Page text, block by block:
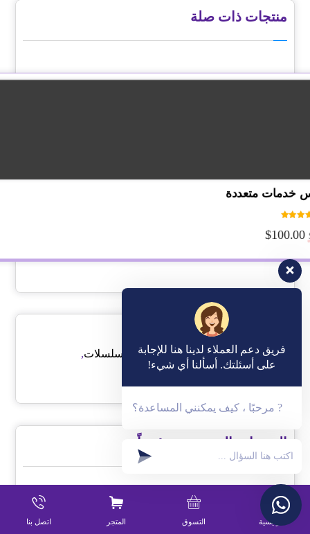
منتجات ذات صلة
خدمات متعددة
5.00
من 5 $100.00
التصنيف: قوالب للافلام والمسلسلات,
قوالب ووردبريس
المنتجات المعروضة مؤخراً
الرئيسية التسوق المتجر اتصل بنا
فريق دعم العملاء لدينا هنا للإجابة
على أسئلتك. أسألنا أي شيء!
? مرحبًا ، كيف يمكنني المساعدة؟